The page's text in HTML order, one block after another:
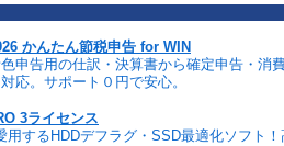
かんたん節税申告 for WIN
色申告用の仕訳・決算書から確定申告・消
応。サポート０円で安心。
3ライセンス
用するHDDデフラグ・SSD最適化ソフト